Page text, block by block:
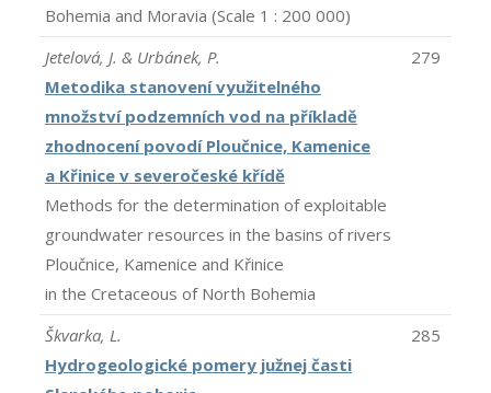
Bohemia and Moravia (Scale 1 : 200 000)
Jetelová, J. & Urbánek, P.
Metodika stanovení využitelného
množství podzemních vod na příkladě
zhodnocení povodí Ploučnice, Kamenice
a Křinice v severočeské křídě
Methods for the determination of exploitable
groundwater resources in the basins of rivers
Ploučnice, Kamenice and Křinice
in the Cretaceous of North Bohemia
279
Škvarka, L.
Hydrogeologické pomery južnej časti
285